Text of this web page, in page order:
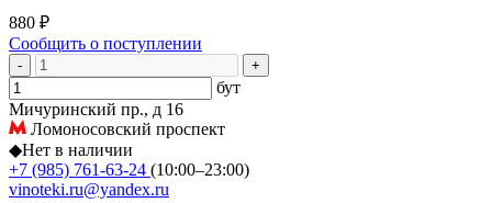
880 ₽
Сообщить о поступлении
- +
бут
Мичуринский пр., д 16
Ломоносовский проспект
◆Нет в наличии
+7 (985) 761-63-24 (10:00–23:00)
vinoteki.ru@yandex.ru